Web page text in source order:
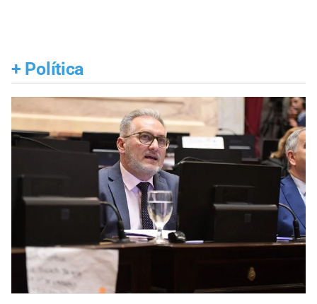
+ Política